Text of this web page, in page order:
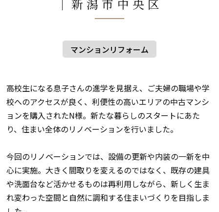
│新潟市中央区
マンションリフォーム
高校生になる息子さんの進学を見据え、ご夫婦の職場や学
校へのアクセスが良く、利便性の高いエリアの中古マンシ
ョンを購入されたN様。新たな暮らしのスタートにあた
り、住まい全体のリノベーションを行いました。
今回のリノベーションでは、設備の更新や内装の一新を中
心に実施。大きく間取りを変えるのではなく、既存の建具
や洗面台など活かせるものは再利用しながら、新しく生ま
れ変わった空間と自然に調和する住まいづくりを目指しま